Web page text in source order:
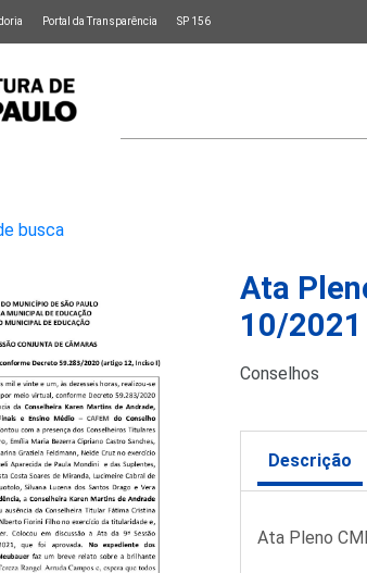
Portal da Transparência SP 156
busca
Ata
10/
Conselhos
Descrição
Ata Pleno